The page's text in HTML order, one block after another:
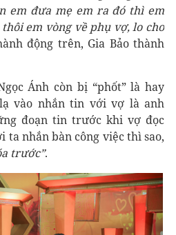
em đưa mẹ em ra đó thì em
em vòng về phụ vợ, lo cho
động trên, Gia Bảo thành
Ánh còn bị “phốt” là hay
vào nhắn tin với vợ là anh
đoạn tin trước khi vợ đọc
ta nhắn bàn công việc thì sao,
trước”.